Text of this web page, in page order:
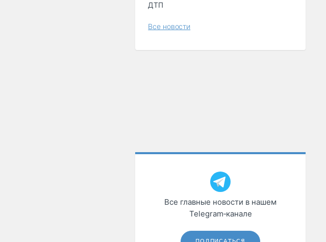
ДТП
Все новости
Все главные новости в нашем
Telegram‑канале